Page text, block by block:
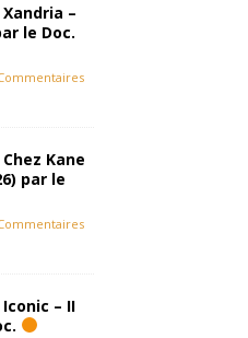
–
le Doc.
Kane
par le
– II